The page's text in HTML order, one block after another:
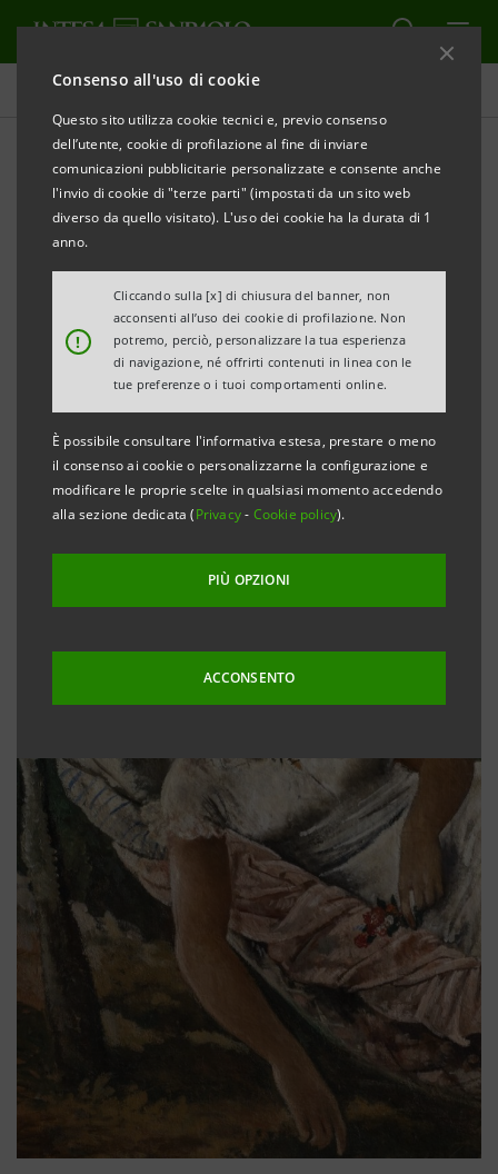
Consenso all'uso di cookie
Questo sito utilizza cookie tecnici e, previo consenso
dell’utente, cookie di profilazione al fine di inviare
comunicazioni pubblicitarie personalizzate e consente anche
l'invio di cookie di "terze parti" (impostati da un sito web
diverso da quello visitato). L'uso dei cookie ha la durata di 1
anno.
!
Cliccando sulla [x] di chiusura del banner, non
acconsenti all’uso dei cookie di profilazione. Non
potremo, perciò, personalizzare la tua esperienza
di navigazione, né offrirti contenuti in linea con le
tue preferenze o i tuoi comportamenti online.
È possibile consultare l'informativa estesa, prestare o meno
il consenso ai cookie o personalizzarne la configurazione e
modificare le proprie scelte in qualsiasi momento accedendo
alla sezione dedicata (Privacy- Cookie policy).
PIÙ OPZIONI
ACCONSENTO
Tutti i progetti
CULTURA
Felice Carena: in mostra
l'unicità della pittura di un
grande artista italiano